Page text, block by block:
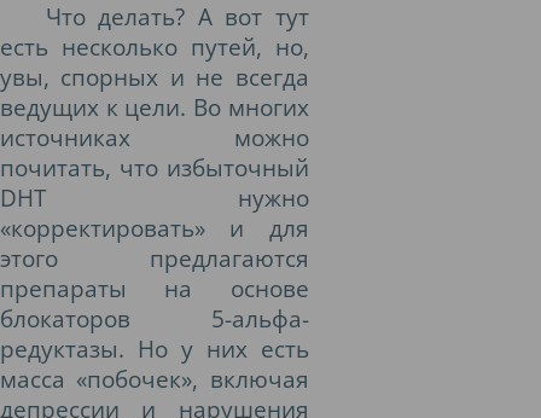
Что делать? А вот тут
есть несколько путей, но,
увы, спорных и не всегда
ведущих к цели. Во многих
источниках можно
почитать, что избыточный
DHT нужно
«корректировать» и для
этого предлагаются
препараты на основе
блокаторов 5-альфа-
редуктазы. Но у них есть
масса «побочек», включая
депрессии и нарушения